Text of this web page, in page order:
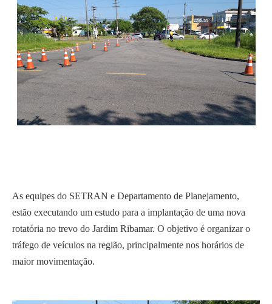
As equipes do SETRAN e Departamento de Planejamento,
estão executando um estudo para a implantação de uma nova
rotatória no trevo do Jardim Ribamar. O objetivo é organizar o
tráfego de veículos na região, principalmente nos horários de
maior movimentação.